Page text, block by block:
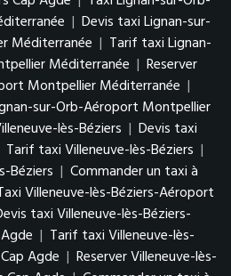
| Devis taxi Lignan-sur-
Méditerranée | Tarif taxi Lignan-
Méditerranée | Reserver
Montpellier Méditerranée |
sur-Orb-Aéroport Montpellier
lès-Béziers | Devis taxi
Tarif taxi Villeneuve-lès-Béziers |
Béziers | Commander un taxi à
Villeneuve-lès-Béziers-Aéroport
taxi Villeneuve-lès-Béziers-
| Tarif taxi Villeneuve-lès-
Agde | Reserver Villeneuve-lès-